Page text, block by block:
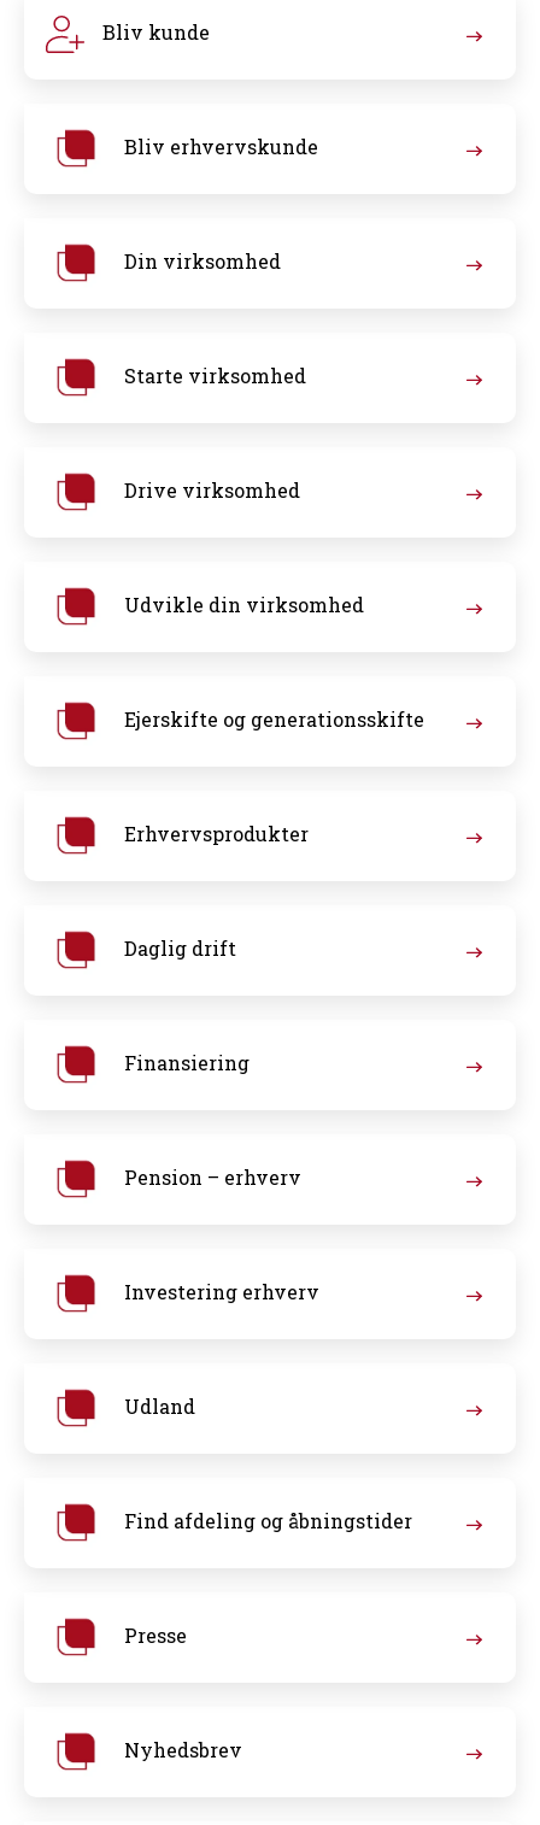
Bliv kunde
Bliv erhvervskunde
Din virksomhed
Starte virksomhed
Drive virksomhed
Udvikle din virksomhed
Ejerskifte og generationsskifte
Erhvervsprodukter
Daglig drift
Finansiering
Pension – erhverv
Investering erhverv
Udland
Find afdeling og åbningstider
Presse
Nyhedsbrev